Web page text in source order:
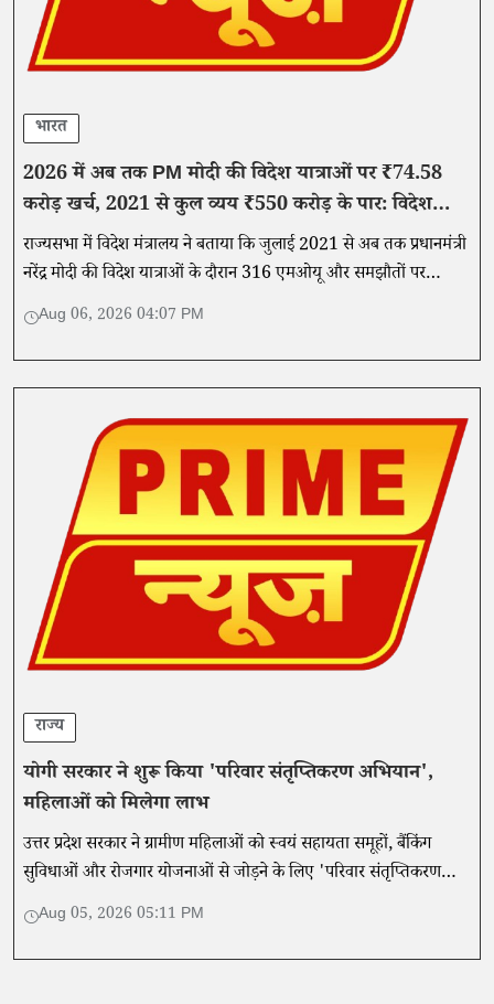
भारत
2026 में अब तक PM मोदी की विदेश यात्राओं पर ₹74.58
करोड़ खर्च, 2021 से कुल व्यय ₹550 करोड़ के पार: विदेश
मंत्रालय
राज्यसभा में विदेश मंत्रालय ने बताया कि जुलाई 2021 से अब तक प्रधानमंत्री
नरेंद्र मोदी की विदेश यात्राओं के दौरान 316 एमओयू और समझौतों पर
हस्ताक्षर किए गए हैं।
Aug 06, 2026 04:07 PM
राज्य
योगी सरकार ने शुरू किया 'परिवार संतृप्तिकरण अभियान',
महिलाओं को मिलेगा लाभ
उत्तर प्रदेश सरकार ने ग्रामीण महिलाओं को स्वयं सहायता समूहों, बैंकिंग
सुविधाओं और रोजगार योजनाओं से जोड़ने के लिए 'परिवार संतृप्तिकरण
अभियान' शुरू किया है।
Aug 05, 2026 05:11 PM